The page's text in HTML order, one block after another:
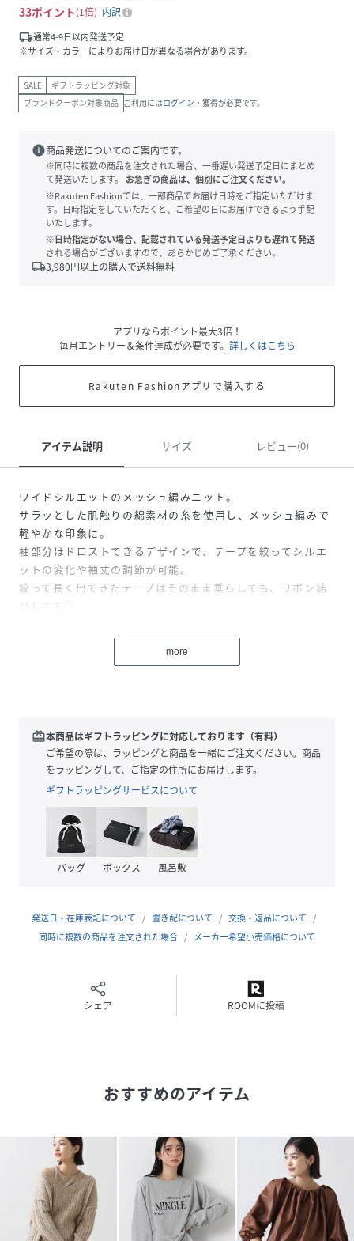
33ポイント 1倍
内訳
local_shipping通常4-9日以内発送予定
※サイズ・カラーによりお届け日が異なる場合があります。
SALE
ギフトラッピング対象
ブランドクーポン対象商品 ご利用にはログイン ・獲得が必要です。
info商品発送についてのご案内です。
※同時に複数の商品を注文された場合、一番遅い発送予定日にまとめ
て発送いたします。
お急ぎの商品は、個別にご注文ください。
※Rakuten Fashionでは、一部商品でお届け日時をご指定いただけま
す。日時指定をしていただくと、ご希望の日にお届けできるよう手配
いたします。
※日時指定がない場合、記載されている発送予定日よりも遅れて発送
される場合がございますので、あらかじめご了承ください。
local_shipping3,980円以上の購入で送料無料
アプリならポイント最大3倍！
毎月エントリー＆条件達成が必要です。 詳しくはこちら
Rakuten Fashionアプリで購入する
アイテム説明 サイズ レビュー(0)
ワイドシルエットのメッシュ編みニット。
サラッとした肌触りの綿素材の糸を使用し、メッシュ編みで
軽やかな印象に。
袖部分はドロストできるデザインで、テープを絞ってシルエ
ットの変化や袖丈の調節が可能。
絞って長く出てきたテープはそのまま垂らしても、リボン結
びしても◎
タイルもおすすめです。
モデル身長：165cm 着用サイズ：IVO,WIN/ﾌﾘｰ
性別タイプ レディース
コットン100%
クリーニング 手洗い可
more
redeem本商品はギフトラッピングに対応しております（有料）
ご希望の際は、ラッピングと商品を一緒にご注文ください。商品
をラッピングして、ご指定の住所にお届けします。
ギフトラッピングサービスについて
バッグ ボックス 風呂敷
発送日・在庫表記について 置き配について
交換・返品について
同時に複数の商品を注文された場合
メーカー希望小売価格について
シェア ROOMに投稿
おすすめのアイテム